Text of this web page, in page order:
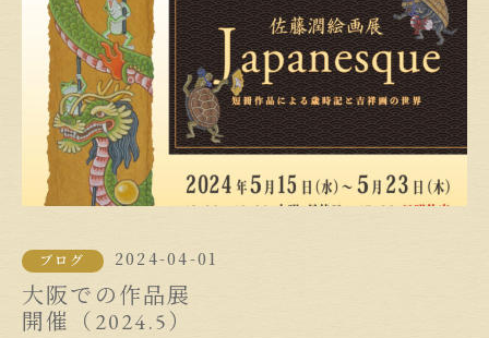
ブログ 2024-04-01
大阪での作品展
開催（2024.5）